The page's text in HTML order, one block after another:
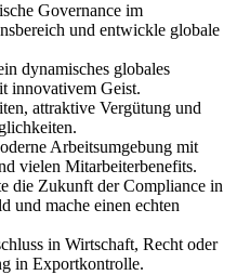
Governance im
und entwickle globale
dynamisches globales
innovativem Geist.
attraktive Vergütung und
Arbeitsumgebung mit
vielen Mitarbeiterbenefits.
die Zukunft der Compliance in
und mache einen echten
in Wirtschaft, Recht oder
in Exportkontrolle.